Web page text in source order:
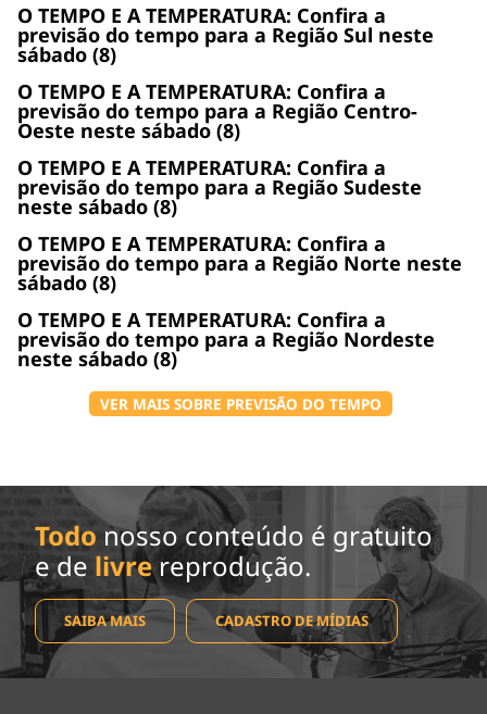
O TEMPO E A TEMPERATURA: Confira a
previsão do tempo para a Região Sul neste
sábado (8)
O TEMPO E A TEMPERATURA: Confira a
previsão do tempo para a Região Centro-
Oeste neste sábado (8)
O TEMPO E A TEMPERATURA: Confira a
previsão do tempo para a Região Sudeste
neste sábado (8)
O TEMPO E A TEMPERATURA: Confira a
previsão do tempo para a Região Norte neste
sábado (8)
O TEMPO E A TEMPERATURA: Confira a
previsão do tempo para a Região Nordeste
neste sábado (8)
VER MAIS SOBRE PREVISÃO DO TEMPO
Todo nosso conteúdo é gratuito
e de livrereprodução.
SAIBA MAIS CADASTRO DE MÍDIAS